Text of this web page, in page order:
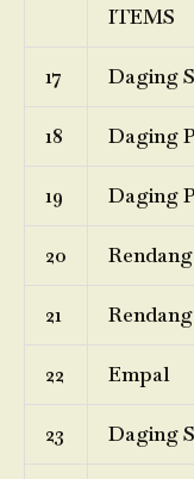
ITEMS
17 Daging
18 Daging
19 Daging
20 Rendang
21
22 Empal
23 Daging